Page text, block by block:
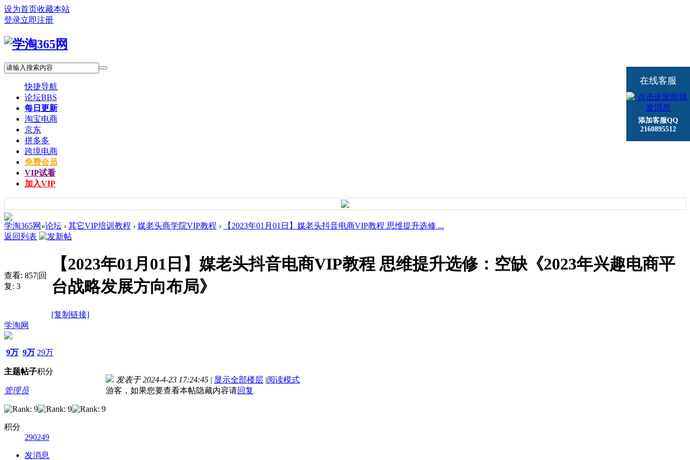
设为首页收藏本站
登录立即注册
快捷导航
论坛BBS
每日更新
淘宝电商
京东
拼多多
跨境电商
免费会员
VIP试看
加入VIP
学淘365网 »论坛 › 其它VIP培训教程 › 媒老头商学院VIP教程 ›
【2023年01月01日】媒老头抖音电商VIP教程 思维提升选修 ...
返回列表
查看: 857|回
复: 3
【2023年01月01日】媒老头抖音电商VIP教程 思维提升选修：空缺《2023年兴趣电商平
台战略发展方向布局》
[复制链接]
学淘网
9万
主题
9万
帖子
29万
积分
管理员
积分
290249
发消息
发表于 2024-4-23 17:24:45 | 显示全部楼层 |阅读模式
游客，如果您要查看本帖隐藏内容请回复
在线客服
添加客服QQ
2160895512